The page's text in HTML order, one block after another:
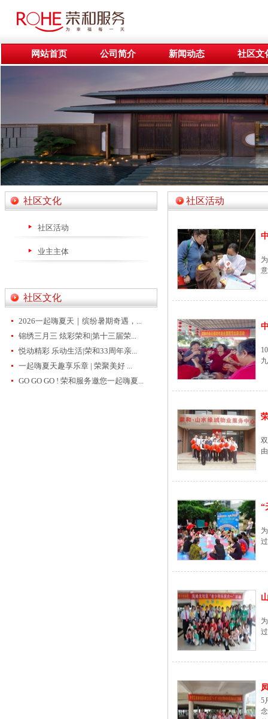
网站首页 公司简介 新闻动态 社区文
社区文化
社区活动
业主主体
社区文化
2026一起嗨夏天｜缤纷暑期奇遇，...
锦绣三月三 炫彩荣和|第十三届荣...
悦动精彩 乐动生活|荣和33周年亲...
一起嗨夏天趣享乐章 | 荣聚美好 ...
GO GO GO ! 荣和服务邀您一起嗨夏...
社区活动
“
5